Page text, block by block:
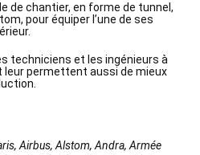
de chantier, en forme de tunnel,
pour équiper l’une de ses
techniciens et les ingénieurs à
leur permettent aussi de mieux
Airbus, Alstom, Andra, Armée